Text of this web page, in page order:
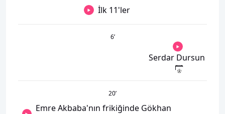
İlk 11'ler
6’
Serdar Dursun
20’
Emre Akbaba'nın frikiğinde Gökhan